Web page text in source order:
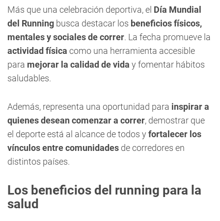
Más que una celebración deportiva, el Día Mundial
del Running busca destacar los beneficios físicos,
mentales y sociales de correr. La fecha promueve la
actividad física como una herramienta accesible
para mejorar la calidad de vida y fomentar hábitos
saludables.
Además, representa una oportunidad para inspirar a
quienes desean comenzar a correr, demostrar que
el deporte está al alcance de todos y fortalecer los
vínculos entre comunidades de corredores en
distintos países.
Los beneficios del running para la
salud